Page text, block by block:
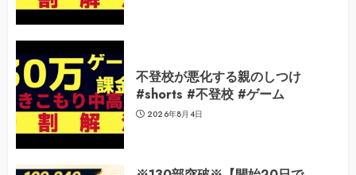
不登校が悪化する親のしつけ
#shorts #不登校 #ゲーム
2026年8月4日